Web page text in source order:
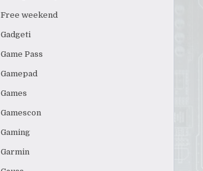
Free weekend
Gadgeti
Game Pass
Gamepad
Games
Gamescon
Gaming
Garmin